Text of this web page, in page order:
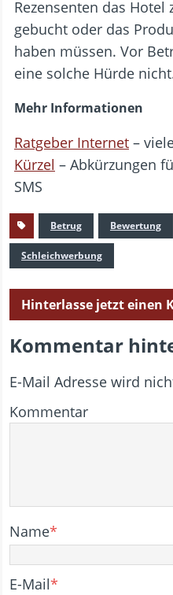
Rezensenten das
gebucht oder das
haben müssen. Vor
eine solche Hürde
Mehr Informationen
Ratgeber Internet –
Kürzel – Abkürzungen
SMS
Betrug Bewertung
Schleichwerbung
Hinterlasse jetzt einen
Kommentar
E-Mail Adresse wird
Kommentar
Name*
E-Mail*